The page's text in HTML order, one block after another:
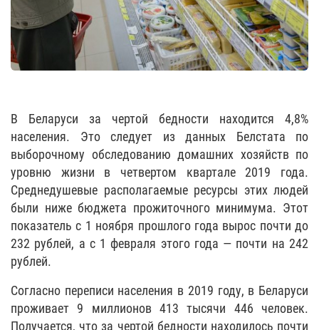
В Беларуси за чертой бедности находится 4,8%
населения. Это следует из данных Белстата по
выборочному обследованию домашних хозяйств по
уровню жизни в четвертом квартале 2019 года.
Среднедушевые располагаемые ресурсы этих людей
были ниже бюджета прожиточного минимума. Этот
показатель с 1 ноября прошлого года вырос почти до
232 рублей, а с 1 февраля этого года — почти на 242
рублей.
Согласно переписи населения в 2019 году, в Беларуси
проживает 9 миллионов 413 тысячи 446 человек.
Получается, что за чертой бедности находилось почти